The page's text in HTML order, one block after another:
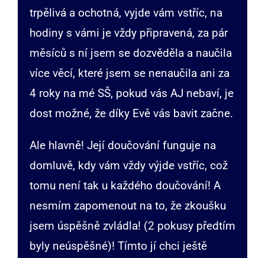
trpělivá a ochotná, vyjde vám vstříc, na
hodiny s vámi je vždy připravená, za pár
měsíců s ní jsem se dozvěděla a naučila
více věcí, které jsem se nenaučila ani za
4 roky na mé SŠ, pokud vás AJ nebaví, je
dost možné, že díky Evě vás bavit začne.
Ale hlavně! Její doučování funguje na
domluvě, kdy vám vždy výjde vstříc, což
tomu není tak u každého doučování! A
nesmím zapomenout na to, že zkoušku
jsem úspěšně zvládla! (2 pokusy předtím
byly neúspěšné)! Tímto jí chci ještě